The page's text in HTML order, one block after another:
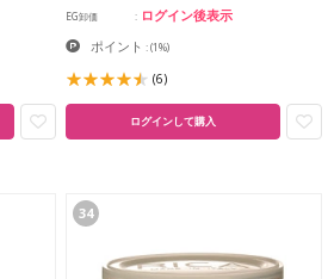
EG卸価 ログイン後表示
ポイント :(1%)
(6)
ログインして購入
34